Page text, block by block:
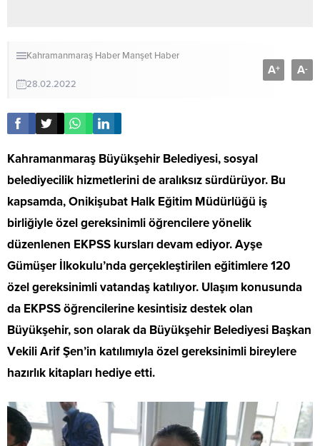
Kahramanmaraş Haber Manşet Haber
28.02.2022
A+ A-
Kahramanmaraş Büyükşehir Belediyesi, sosyal
belediyecilik hizmetlerini de aralıksız sürdürüyor. Bu
kapsamda, Onikişubat Halk Eğitim Müdürlüğü iş
birliğiyle özel gereksinimli öğrencilere yönelik
düzenlenen EKPSS kursları devam ediyor. Ayşe
Gümüşer İlkokulu’nda gerçekleştirilen eğitimlere 120
özel gereksinimli vatandaş katılıyor. Ulaşım konusunda
da EKPSS öğrencilerine kesintisiz destek olan
Büyükşehir, son olarak da Büyükşehir Belediyesi Başkan
Vekili Arif Şen’in katılımıyla özel gereksinimli bireylere
hazırlık kitapları hediye etti.